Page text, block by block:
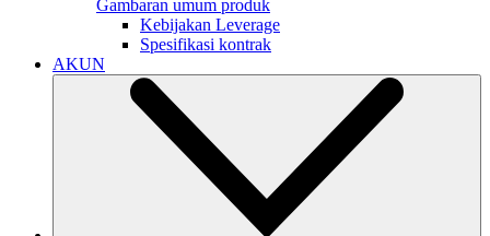
Gambaran umum produk
Kebijakan Leverage
Spesifikasi kontrak
AKUN